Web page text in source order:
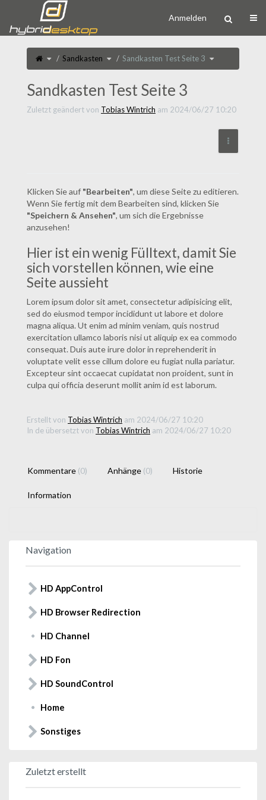
Startseite
Anmelden
Schalte
den
übergeordneten
Baum
von
Seite
3um.
Sandkasten Schalte
den
Verzeichnisbaum
unter
Sandkasten
Sandkasten Test Seite 3 Schalte
den
unter
Sandkasten
Sandkasten Test Seite 3
Zuletzt geändert von Tobias Wintrich am 2024/06/27 10:20
Weitere
Klicken Sie auf "Bearbeiten", um diese Seite zu editieren.
Wenn Sie fertig mit dem Bearbeiten sind, klicken Sie
"Speichern & Ansehen", um sich die Ergebnisse
anzusehen!
Hier ist ein wenig Fülltext, damit Sie
sich vorstellen können, wie eine
Seite aussieht
Lorem ipsum dolor sit amet, consectetur adipisicing elit,
sed do eiusmod tempor incididunt ut labore et dolore
magna aliqua. Ut enim ad minim veniam, quis nostrud
exercitation ullamco laboris nisi ut aliquip ex ea commodo
consequat. Duis aute irure dolor in reprehenderit in
voluptate velit esse cillum dolore eu fugiat nulla pariatur.
Excepteur sint occaecat cupidatat non proident, sunt in
culpa qui officia deserunt mollit anim id est laborum.
Erstellt von Tobias Wintrich am 2024/06/27 10:20
In de übersetzt von Tobias Wintrich am 2024/06/27 10:20
Kommentare (0) Anhänge (0) Historie
Information
Navigation
HD AppControl
HD Browser Redirection
HD Channel
HD Fon
HD SoundControl
Home
Sonstiges
Zuletzt erstellt